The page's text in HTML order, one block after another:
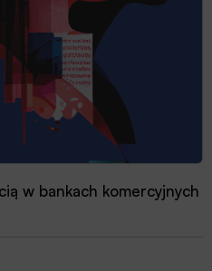
w bankach komercyjnych